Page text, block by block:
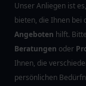
Unser Anliegen ist
bieten, die Ihnen bei
Angeboten hilft.
Beratungen oder
Ihnen, die
persönlichen